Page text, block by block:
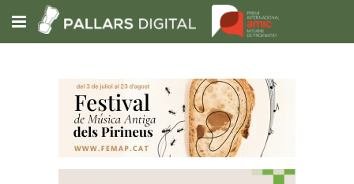
Subscriu-t'hi
Portada